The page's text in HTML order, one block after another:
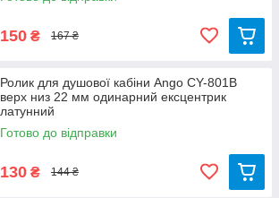
150 ₴ 167 ₴
Ролик для душової кабіни Ango СY-801В
верх низ 22 мм одинарний ексцентрик
латунний
Готово до відправки
130 ₴ 144 ₴